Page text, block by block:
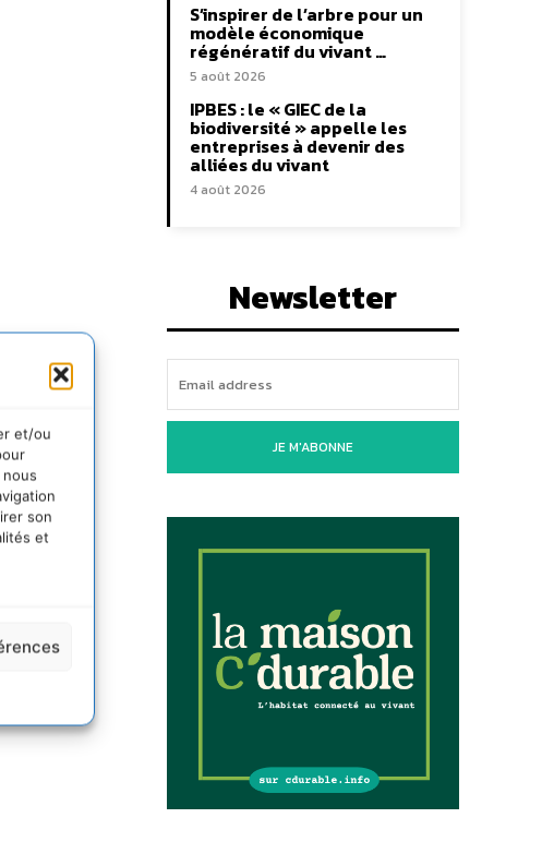
et/ou
son
et
S’inspirer de l’arbre pour un
modèle économique
régénératif du vivant …
5 août 2026
IPBES : le « GIEC de la
biodiversité » appelle les
entreprises à devenir des
alliées du vivant
4 août 2026
Newsletter
JE M'ABONNE